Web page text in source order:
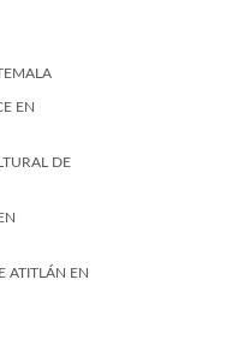
EN
DE
ATITLÁN EN